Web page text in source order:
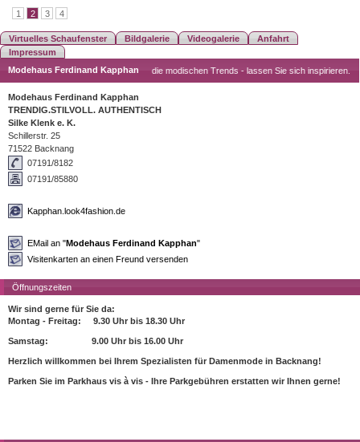
1 2 3 4
Virtuelles Schaufenster Bildgalerie Videogalerie
Anfahrt
Impressum
Modehaus Ferdinand Kapphan
auf Neue Mode? Wir zeigen Ihnen die modischen Trends - lassen Sie sich inspirieren.
Modehaus Ferdinand Kapphan
TRENDIG.STILVOLL. AUTHENTISCH
Silke Klenk e. K.
Schillerstr. 25
71522 Backnang
07191/8182
07191/85880
Kapphan.look4fashion.de
EMail an "Modehaus Ferdinand Kapphan"
Visitenkarten an einen Freund versenden
Öffnungszeiten
Wir sind gerne für Sie da:
Montag - Freitag: 9.30 Uhr bis 18.30 Uhr
Samstag: 9.00 Uhr bis 16.00 Uhr
Herzlich willkommen bei Ihrem Spezialisten für Damenmode in Backnang!
Parken Sie im Parkhaus vis à vis - Ihre Parkgebühren erstatten wir Ihnen gerne!